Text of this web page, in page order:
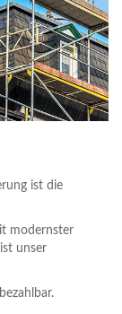
ist die
modernster
unser